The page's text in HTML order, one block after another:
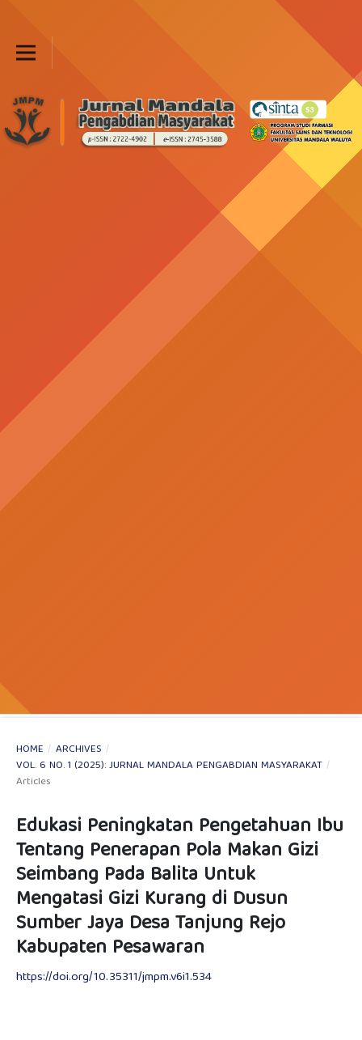
HOME / ARCHIVES /
VOL. 6 NO. 1 (2025): JURNAL MANDALA PENGABDIAN MASYARAKAT /
Articles
Edukasi Peningkatan Pengetahuan Ibu
Tentang Penerapan Pola Makan Gizi
Seimbang Pada Balita Untuk
Mengatasi Gizi Kurang di Dusun
Sumber Jaya Desa Tanjung Rejo
Kabupaten Pesawaran
https://doi.org/10.35311/jmpm.v6i1.534